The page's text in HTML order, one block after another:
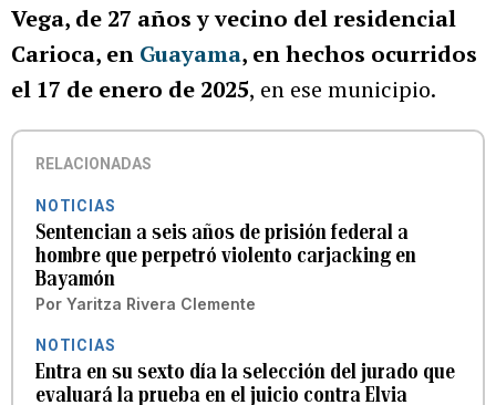
Vega, de 27 años y vecino del residencial
Carioca, en Guayama, en hechos ocurridos
el 17 de enero de 2025, en ese municipio.
RELACIONADAS
NOTICIAS
Sentencian a seis años de prisión federal a
hombre que perpetró violento carjacking en
Bayamón
Por Yaritza Rivera Clemente
NOTICIAS
Entra en su sexto día la selección del jurado que
evaluará la prueba en el juicio contra Elvia